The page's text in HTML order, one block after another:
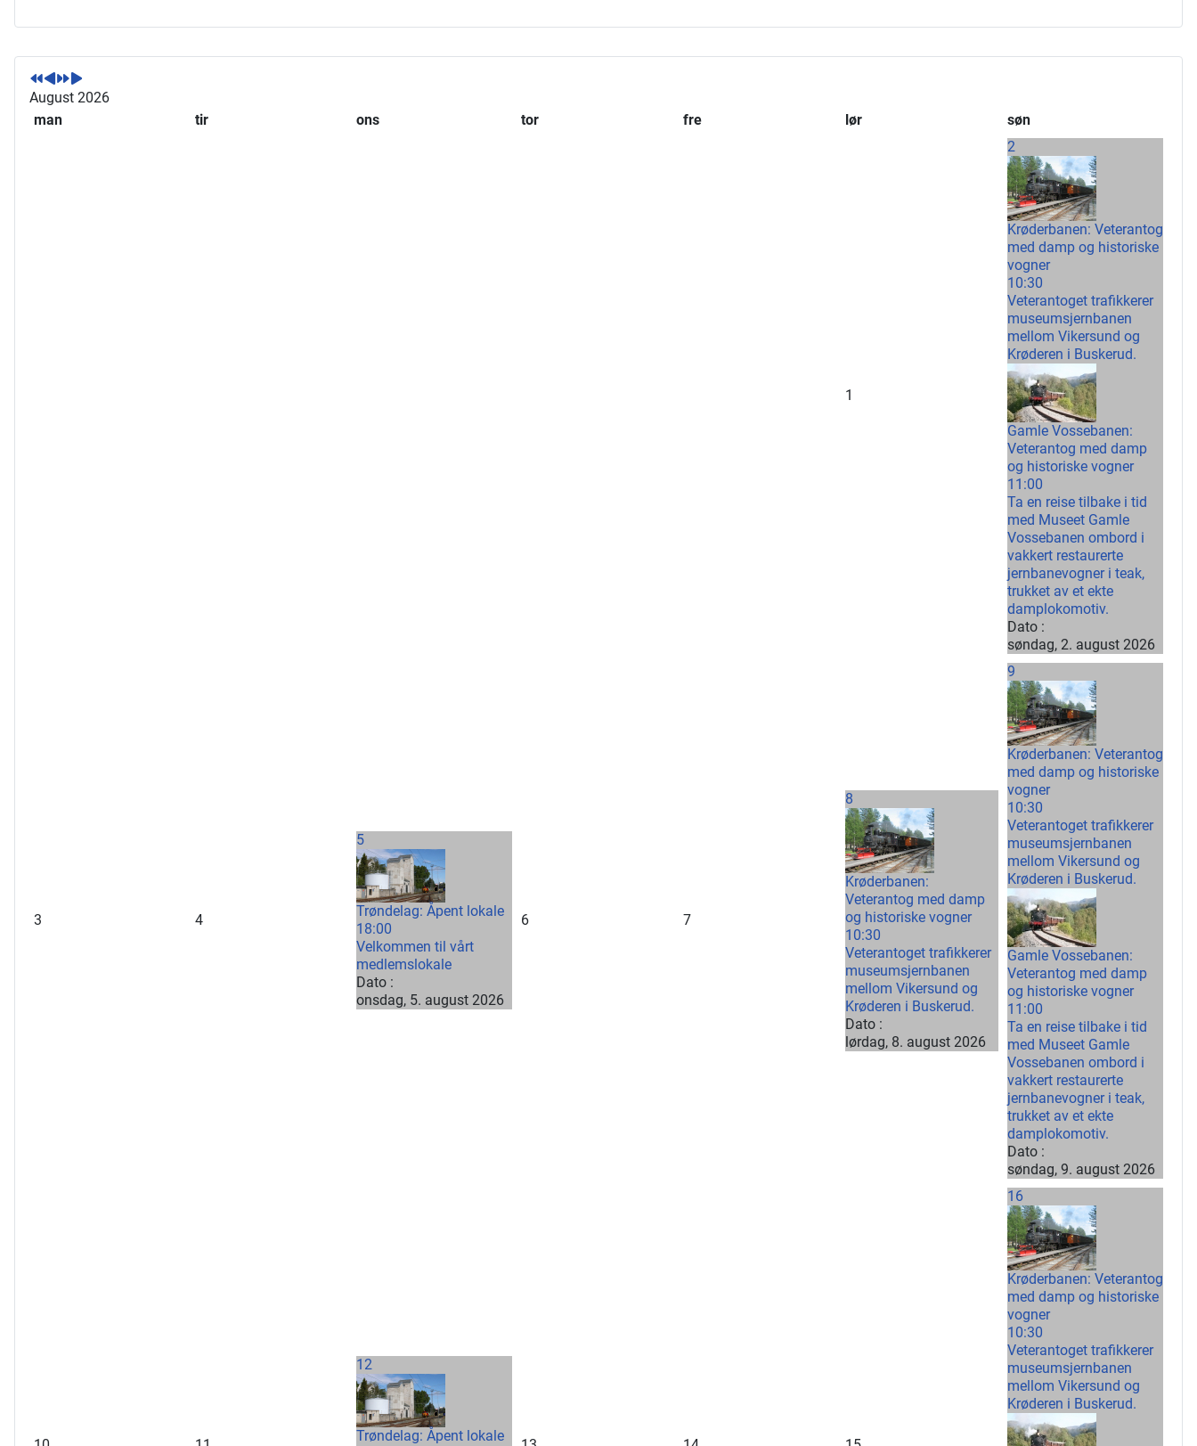
F
o
r
F
o
r
i
N
e
s
e
N
e
s
August 2026
man
tir ons tor fre lør søn
1
2
Krøderbanen: Veterantog
med damp og historiske
vogner
10:30
Veterantoget trafikkerer
museumsjernbanen
mellom Vikersund og
Krøderen i Buskerud.
Gamle Vossebanen:
Veterantog med damp
og historiske vogner
11:00
Ta en reise tilbake i tid
med Museet Gamle
Vossebanen ombord i
vakkert restaurerte
jernbanevogner i teak,
trukket av et ekte
damplokomotiv.
Dato :
søndag, 2. august 2026
3 4
5
Trøndelag: Åpent lokale
18:00
Velkommen til vårt
medlemslokale
Dato :
onsdag, 5. august 2026
6 7
8
Krøderbanen:
Veterantog med damp
og historiske vogner
10:30
Veterantoget trafikkerer
museumsjernbanen
mellom Vikersund og
Krøderen i Buskerud.
Dato :
lørdag, 8. august 2026
9
Krøderbanen: Veterantog
med damp og historiske
vogner
10:30
Veterantoget trafikkerer
museumsjernbanen
mellom Vikersund og
Krøderen i Buskerud.
Gamle Vossebanen:
Veterantog med damp
og historiske vogner
11:00
Ta en reise tilbake i tid
med Museet Gamle
Vossebanen ombord i
vakkert restaurerte
jernbanevogner i teak,
trukket av et ekte
damplokomotiv.
Dato :
søndag, 9. august 2026
12
Trøndelag: Åpent lokale
16
Krøderbanen: Veterantog
med damp og historiske
vogner
10:30
Veterantoget trafikkerer
museumsjernbanen
mellom Vikersund og
Krøderen i Buskerud.